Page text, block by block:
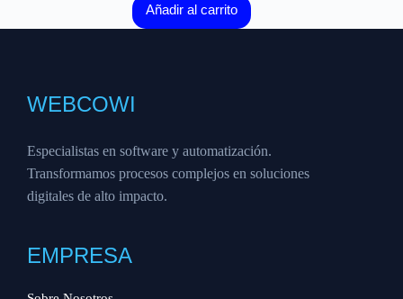
Añadir al carrito
WEBCOWI
Especialistas en software y automatización.
Transformamos procesos complejos en soluciones
digitales de alto impacto.
EMPRESA